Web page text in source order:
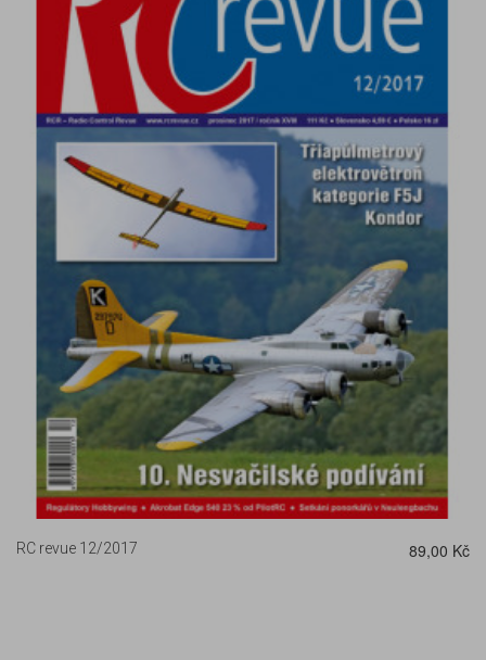
RC revue 12/2017 89,00 Kč
DETAIL